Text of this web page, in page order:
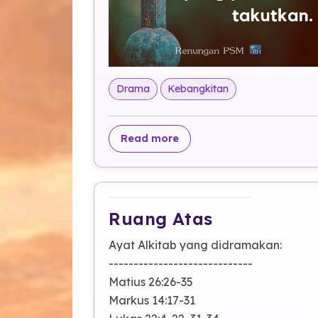
Drama Kebangkitan
Read moreabout Kabar Buruk,
Ruang Atas